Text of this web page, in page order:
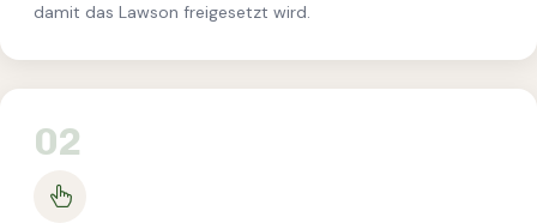
damit das Lawson freigesetzt wird.
02